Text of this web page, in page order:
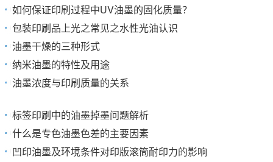
如何保证印刷过程中UV油墨的固化质量？
包装印刷品上光之常见之水性光油认识
油墨干燥的三种形式
纳米油墨的特性及用途
油墨浓度与印刷质量的关系
标签印刷中的油墨掉墨问题解析
什么是专色油墨色差的主要因素
凹印油墨及环境条件对印版滚筒耐印力的影响